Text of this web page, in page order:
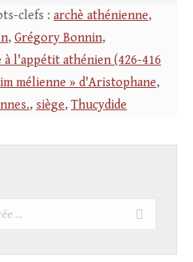
clefs : archè athénienne,
, Grégory Bonnin,
à l'appétit athénien (426-416
mélienne » d'Aristophane,
, siège, Thucydide